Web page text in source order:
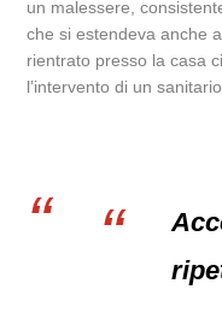
un malessere,
che si estendeva anche
rientrato presso la casa
l’intervento di un sanitario.